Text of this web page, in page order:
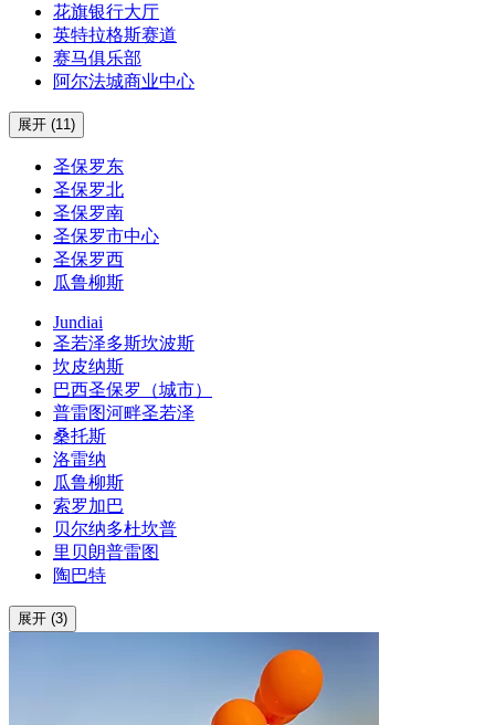
花旗银行大厅
英特拉格斯赛道
赛马俱乐部
阿尔法城商业中心
展开 (11)
圣保罗东
圣保罗北
圣保罗南
圣保罗市中心
圣保罗西
瓜鲁柳斯
Jundiai
圣若泽多斯坎波斯
坎皮纳斯
巴西圣保罗（城市）
普雷图河畔圣若泽
桑托斯
洛雷纳
瓜鲁柳斯
索罗加巴
贝尔纳多杜坎普
里贝朗普雷图
陶巴特
展开 (3)